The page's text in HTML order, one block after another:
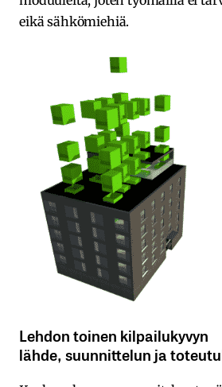
eikä sähkömiehiä.
Lehdon toinen kilpailukyvyn
lähde, suunnittelun ja